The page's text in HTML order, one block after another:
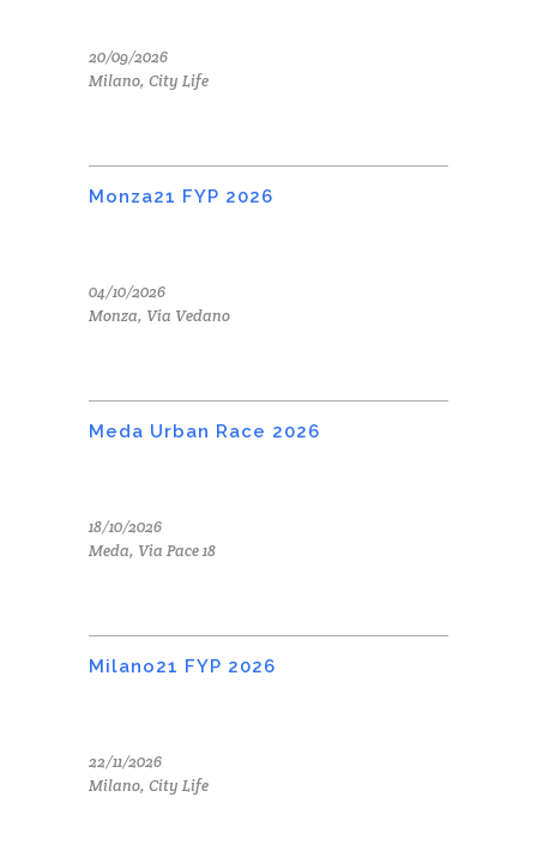
20/09/2026
Milano, City Life
Monza21 FYP 2026
04/10/2026
Monza, Via Vedano
Meda Urban Race 2026
18/10/2026
Meda, Via Pace 18
Milano21 FYP 2026
22/11/2026
Milano, City Life